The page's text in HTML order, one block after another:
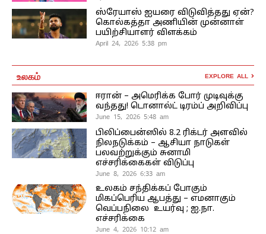
ஸ்ரேயாஸ் ஐயரை விடுவித்தது ஏன்?
கொல்கத்தா அணியின் முன்னாள்
பயிற்சியாளர் விளக்கம்
April 24, 2026 5:38 pm
உலகம் EXPLORE ALL
ஈரான் – அமெரிக்க போர் முடிவுக்கு
வந்தது! டொனால்ட் டிரம்ப் அறிவிப்பு
June 15, 2026 5:48 am
பிலிப்பைன்ஸில் 8.2 ரிக்டர் அளவில்
நிலநடுக்கம் – ஆசியா நாடுகள்
பலவற்றுக்கும் சுனாமி
எச்சரிக்கைகள் விடுப்பு
June 8, 2026 6:33 am
உலகம் சந்திக்கப் போகும்
மிகப்பெரிய ஆபத்து – எமனாகும்
வெப்பநிலை உயர்வு ; ஐ.நா.
எச்சரிக்கை
June 4, 2026 10:12 am